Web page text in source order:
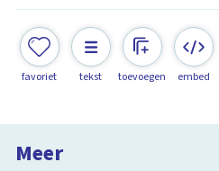
favoriet tekst toevoegen embed
Meer